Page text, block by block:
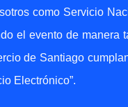
como Servicio
el evento de manera
de Santiago
Electrónico”.